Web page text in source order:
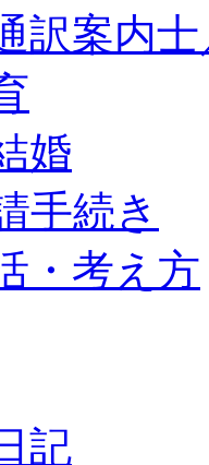
訳案内
婚
手続き
・考え方
記